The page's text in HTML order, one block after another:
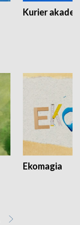
Kurier
Ekomagia